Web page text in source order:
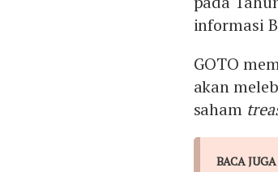
informasi
GOTO
akan
saham
BACA JUGA